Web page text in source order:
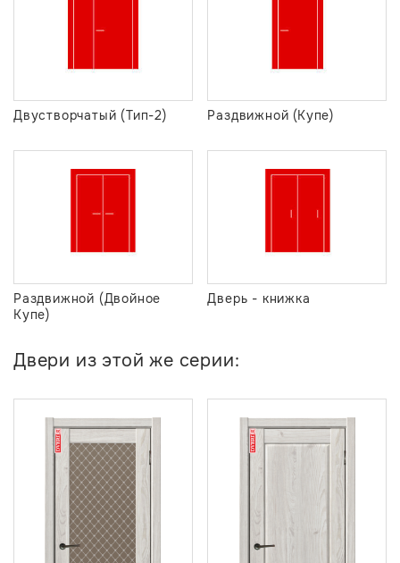
Двустворчатый (Тип-2) Раздвижной (Купе)
Раздвижной (Двойное
Купе)
Дверь - книжка
Двери из этой же серии: